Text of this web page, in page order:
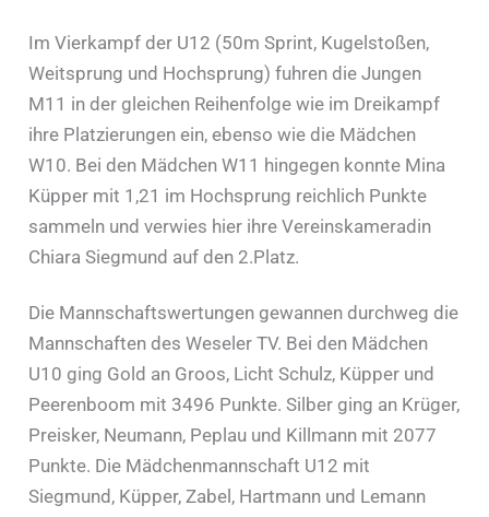
Im Vierkampf der U12 (50m Sprint, Kugelstoßen,
Weitsprung und Hochsprung) fuhren die Jungen
M11 in der gleichen Reihenfolge wie im Dreikampf
ihre Platzierungen ein, ebenso wie die Mädchen
W10. Bei den Mädchen W11 hingegen konnte Mina
Küpper mit 1,21 im Hochsprung reichlich Punkte
sammeln und verwies hier ihre Vereinskameradin
Chiara Siegmund auf den 2.Platz.
Die Mannschaftswertungen gewannen durchweg die
Mannschaften des Weseler TV. Bei den Mädchen
U10 ging Gold an Groos, Licht Schulz, Küpper und
Peerenboom mit 3496 Punkte. Silber ging an Krüger,
Preisker, Neumann, Peplau und Killmann mit 2077
Punkte. Die Mädchenmannschaft U12 mit
Siegmund, Küpper, Zabel, Hartmann und Lemann